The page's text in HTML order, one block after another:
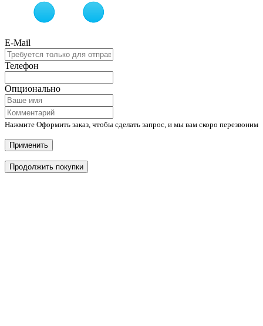
E-Mail
Телефон
Опционально
Нажмите Оформить заказ, чтобы сделать запрос, и мы вам скоро перезвоним
Применить
Продолжить покупки